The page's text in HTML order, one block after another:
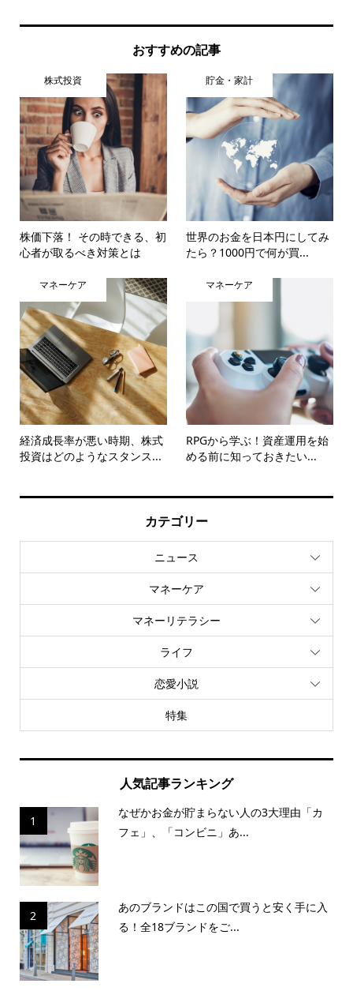
おすすめの記事
株式投資
株価下落！ その時できる、初
心者が取るべき対策とは
貯金・家計
世界のお金を日本円にしてみ
たら？1000円で何が買...
マネーケア
経済成長率が悪い時期、株式
投資はどのようなスタンス...
マネーケア
RPGから学ぶ！資産運用を始
める前に知っておきたい...
カテゴリー
ニュース
マネーケア
マネーリテラシー
ライフ
恋愛小説
特集
人気記事ランキング
1
なぜかお金が貯まらない人の3大理由「カ
フェ」、「コンビニ」あ...
2
あのブランドはこの国で買うと安く手に入
る！全18ブランドをご...